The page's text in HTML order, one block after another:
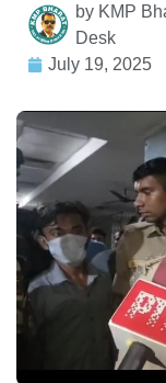
by KMP
Desk
July 19, 2025